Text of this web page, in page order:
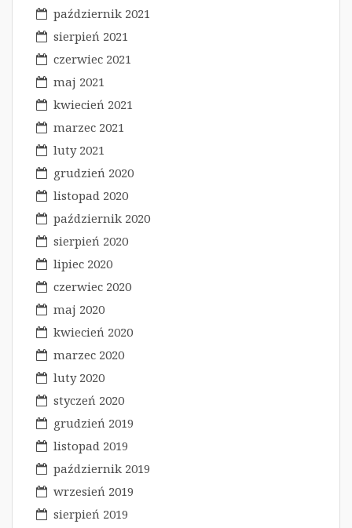
październik 2021
sierpień 2021
czerwiec 2021
maj 2021
kwiecień 2021
marzec 2021
luty 2021
grudzień 2020
listopad 2020
październik 2020
sierpień 2020
lipiec 2020
czerwiec 2020
maj 2020
kwiecień 2020
marzec 2020
luty 2020
styczeń 2020
grudzień 2019
listopad 2019
październik 2019
wrzesień 2019
sierpień 2019